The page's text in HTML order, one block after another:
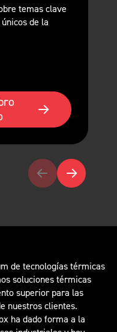
temas clave
de la
AnteriorSiguiente
de tecnologías térmicas
soluciones térmicas
superior para las
nuestros clientes.
ha dado forma a la